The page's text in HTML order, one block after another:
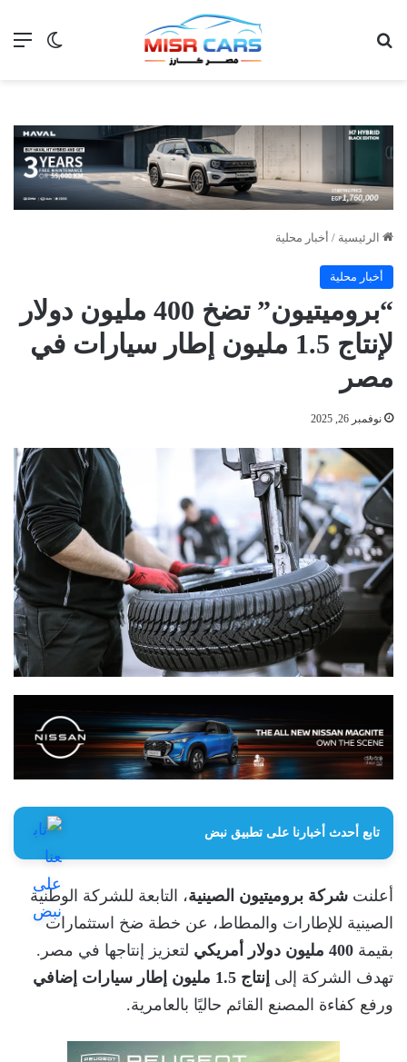
الوضع
الرئيسية / أخبار محلية
أخبار محلية
“بروميتيون” تضخ 400 مليون دولار
لإنتاج 1.5 مليون إطار سيارات في
مصر
نوفمبر 26, 2025
تابع أحدث أخبارنا على تطبيق نبض
أعلنت شركة بروميتيون الصينية، التابعة للشركة الوطنية
الصينية للإطارات والمطاط، عن خطة ضخ استثمارات
بقيمة 400 مليون دولار أمريكي
لتعزيز إنتاجها في مصر.
تهدف الشركة إلى إنتاج 1.5 مليون إطار سيارات إضافي
ورفع كفاءة المصنع القائم حاليًا بالعامرية.